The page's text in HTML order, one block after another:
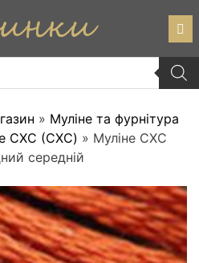
» Муліне та фурнітура
СХС (CXC) » Муліне СХС
середній